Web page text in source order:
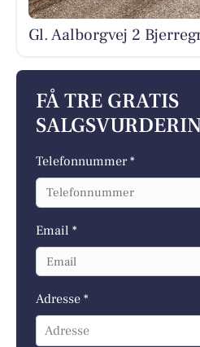
Gl. Aalborgvej 2
FÅ TRE GRATIS
Telefonnummer *
Email *
Adresse *
Adresse